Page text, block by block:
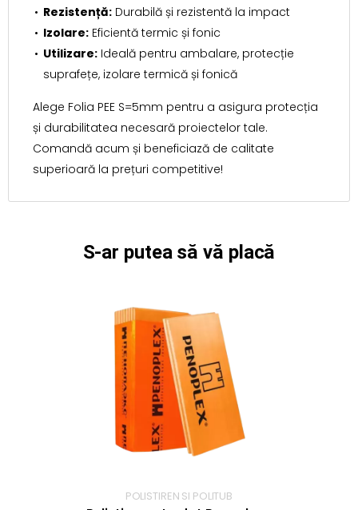
Rezistență: Durabilă și rezistentă la impact
Izolare: Eficientă termic și fonic
Utilizare: Ideală pentru ambalare, protecție
suprafețe, izolare termică și fonică
Alege Folia PEE S=5mm pentru a asigura protecția
și durabilitatea necesară proiectelor tale.
Comandă acum și beneficiază de calitate
superioară la prețuri competitive!
S-ar putea să vă placă
POLISTIREN SI POLITUB